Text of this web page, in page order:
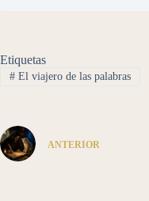
Etiquetas
#El viajero de las palabras
ANTERIOR